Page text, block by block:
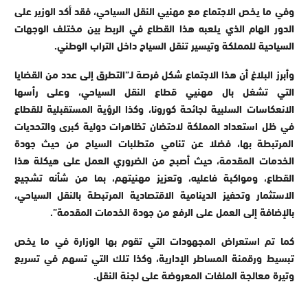
وفي ما يخص الاجتماع مع مهنيي النقل السياحي، فقد أكد الوزير على
الدور الهام الذي يلعبه هذا القطاع في الربط بين مختلف الوجهات
السياحية للمملكة وتيسير تنقل السياح داخل التراب الوطني.
وأبرز البلاغ أن هذا الاجتماع شكل فرصة لـ”التطرق إلى عدد من القضايا
التي تشغل بال مهنيي قطاع النقل السياحي، وعلى رأسها
الانعكاسات السلبية لجائحة كورونا، وكذا الرؤية المستقبلية للقطاع
في ظل استعداد المملكة لاحتضان تظاهرات دولية كبرى والتحديات
المرتبطة بها، فضلا عن تنامي متطلبات السياح من حيث جودة
الخدمات المقدمة، حيث أصبح من الضروري العمل على هيكلة هذا
القطاع، ومواكبة فاعليه، وتعزيز مهنيتهم، بما من شأنه تشجيع
الاستثمار وتحفيز الدينامية الاقتصادية المرتبطة بالنقل السياحي،
بالإضافة إلى العمل على الرفع من جودة الخدمات المقدمة”.
كما تم استعراض المجهودات التي تقوم بها الوزارة في ما يخص
تبسيط ورقمنة المساطر الإدارية، وكذا تلك التي تسهم في تسريع
وتيرة معالجة الملفات المعروضة على لجنة النقل.